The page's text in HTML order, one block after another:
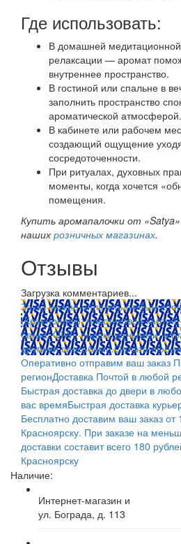
Где использовать:
В домашней медитационной
релаксации — аромат
внутреннее пространство.
В гостиной или спальне в
заполнить пространство
ароматической атмосферой.
В кабинете или рабочем
создающий ощущение
сосредоточенности.
При ритуалах, духовных
моменты, когда хочется
помещения.
Купить аромапалочки от
наших розничных магазинах.
Отзывы
Загрузка комментариев...
Заказ можно оплатить любым
(Красноярск); пластиковой
банка; QIWI, яндекс.деньгами; в
другими способами.Оплата
Оперативно отправим ваш заказ
регионДоставка Почтой в любой
Быстрая доставка до двери в
вас времяБыстрая доставка
Бесплатно доставим ваш заказ от
Красноярску. При заказе на
доставки составит всего 180
Красноярску
Наличие:
Интернет-магазин и
ул. Бограда, д. 113